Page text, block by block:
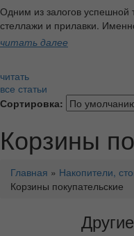
Одним из залогов успешной
стеллажи и прилавки.
читать далее
читать
все статьи
Сортировка:
Корзины
Главная » Накопители,
Корзины покупательские